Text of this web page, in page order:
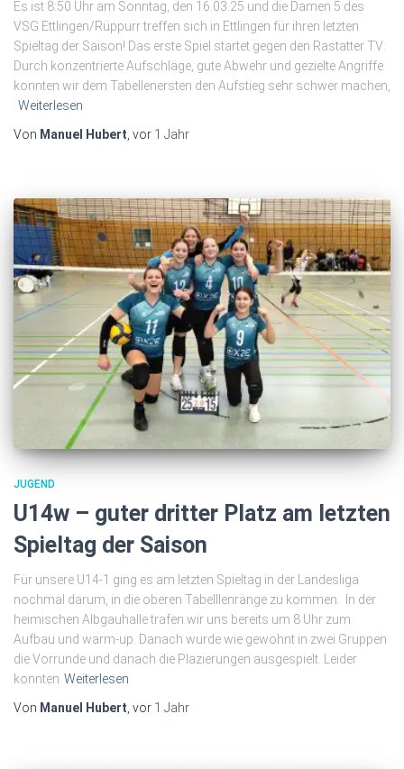
Es ist 8:50 Uhr am Sonntag, den 16.03.25 und die Damen 5 des
VSG Ettlingen/Rüppurr treffen sich in Ettlingen für ihren letzten
Spieltag der Saison! Das erste Spiel startet gegen den Rastatter TV:
Durch konzentrierte Aufschläge, gute Abwehr und gezielte Angriffe
konnten wir dem Tabellenersten den Aufstieg sehr schwer machen,
Weiterlesen
Von Manuel Hubert , vor 1 Jahr
JUGEND
U14w – guter dritter Platz am letzten
Spieltag der Saison
Für unsere U14-1 ging es am letzten Spieltag in der Landesliga
nochmal darum, in die oberen Tabelllenränge zu kommen. In der
heimischen Albgauhalle trafen wir uns bereits um 8 Uhr zum
Aufbau und warm-up. Danach wurde wie gewohnt in zwei Gruppen
die Vorrunde und danach die Plazierungen ausgespielt. Leider
konnten Weiterlesen
Von Manuel Hubert, vor 1 Jahr